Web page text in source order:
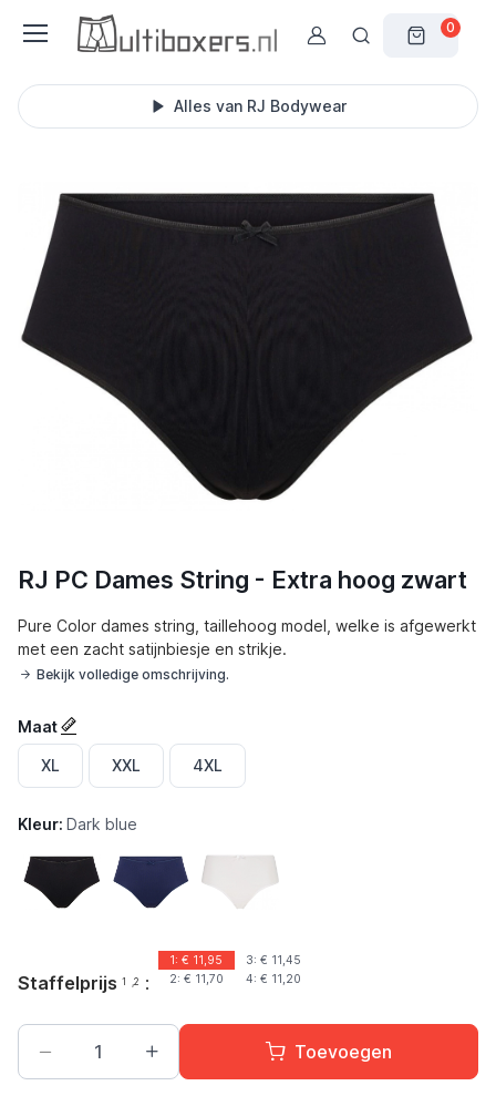
0
Alles van RJ Bodywear
RJ PC Dames String - Extra hoog zwart
Pure Color dames string, taillehoog model, welke is afgewerkt
met een zacht satijnbiesje en strikje.
Bekijk volledige omschrijving.
Maat
XL XXL 4XL
Kleur: Dark blue
Zwart Marineblauw Wit
Staffelprijs 1 ,2 :
1: € 11,95
2: € 11,70
3: € 11,45
4: € 11,20
Toevoegen